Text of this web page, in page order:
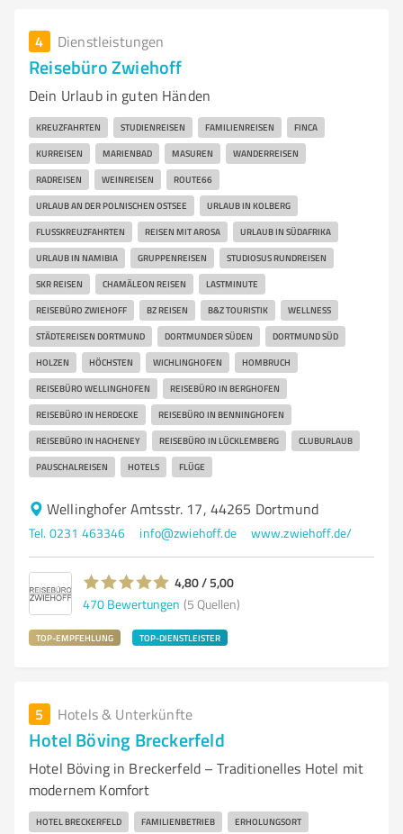
4 Dienstleistungen
Reisebüro Zwiehoff
Dein Urlaub in guten Händen
KREUZFAHRTEN STUDIENREISEN FAMILIENREISEN FINCA
KURREISEN MARIENBAD MASUREN WANDERREISEN
RADREISEN WEINREISEN ROUTE66
URLAUB AN DER POLNISCHEN OSTSEE URLAUB IN KOLBERG
FLUSSKREUZFAHRTEN REISEN MIT AROSA URLAUB IN SÜDAFRIKA
URLAUB IN NAMIBIA GRUPPENREISEN STUDIOSUS RUNDREISEN
SKR REISEN CHAMÄLEON REISEN LASTMINUTE
REISEBÜRO ZWIEHOFF BZ REISEN B&Z TOURISTIK WELLNESS
STÄDTEREISEN DORTMUND DORTMUNDER SÜDEN DORTMUND SÜD
HOLZEN HÖCHSTEN WICHLINGHOFEN HOMBRUCH
REISEBÜRO WELLINGHOFEN REISEBÜRO IN BERGHOFEN
REISEBÜRO IN HERDECKE REISEBÜRO IN BENNINGHOFEN
REISEBÜRO IN HACHENEY REISEBÜRO IN LÜCKLEMBERG CLUBURLAUB
PAUSCHALREISEN HOTELS FLÜGE
Wellinghofer Amtsstr. 17, 44265 Dortmund
Tel. 0231 463346 info@zwiehoff.de www.zwiehoff.de/
4,80 / 5,00
470 Bewertungen (5 Quellen)
TOP-EMPFEHLUNG TOP-DIENSTLEISTER
5 Hotels & Unterkünfte
Hotel Böving Breckerfeld
Hotel Böving in Breckerfeld – Traditionelles Hotel mit
modernem Komfort
HOTEL BRECKERFELD FAMILIENBETRIEB ERHOLUNGSORT